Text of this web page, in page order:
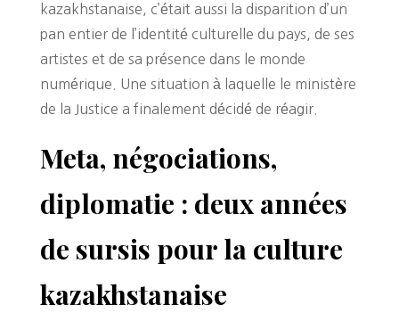
kazakhstanaise, c’était aussi la disparition d’un
pan entier de l’identité culturelle du pays, de ses
artistes et de sa présence dans le monde
numérique. Une situation à laquelle le ministère
de la Justice a finalement décidé de réagir.
Meta, négociations,
diplomatie : deux années
de sursis pour la culture
kazakhstanaise